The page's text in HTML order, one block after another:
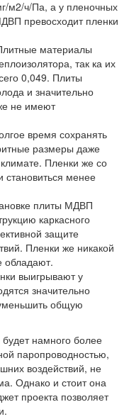
м2/ч/Па, а у пленочных
превосходит пленки
материалы
так ка их
0,049. Плиты
и значительно
не имеют
время сохранять
размеры даже
Пленки же со
становиться менее
плиты МДВП
каркасного
защите
Пленки же никакой
обладают.
выигрывают у
значительно
общую
намного более
паропроводностью,
воздействий, не
Однако и стоит она
проекта позволяет